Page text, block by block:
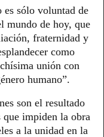
es sólo voluntad de
mundo de hoy, que
fraternidad y
como
unión con
humano”.
son el resultado
que impiden la obra
a la unidad en la